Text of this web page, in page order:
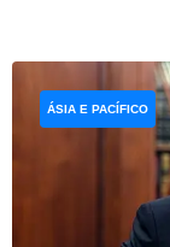
ÁSIA E PACÍFICO